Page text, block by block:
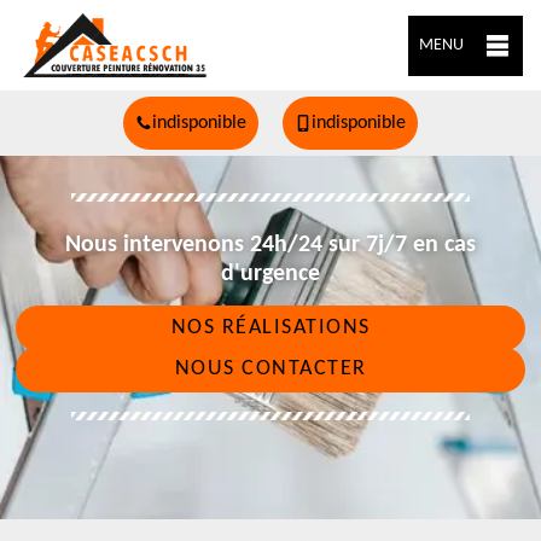
MENU
indisponible indisponible
Nous intervenons 24h/24 sur 7j/7 en cas
d'urgence
NOS RÉALISATIONS
NOUS CONTACTER